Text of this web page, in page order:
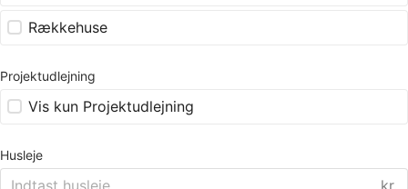
Rækkehuse
Projektudlejning
Vis kun Projektudlejning
Husleje
kr.